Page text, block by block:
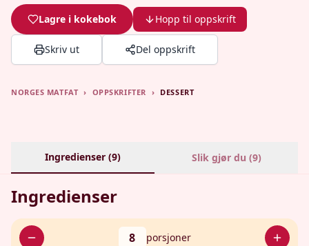
Lagre i kokebok Hopp til oppskrift
Skriv ut Del oppskrift
NORGES MATFAT › OPPSKRIFTER › DESSERT
Ingredienser (9) Slik gjør du (9)
Ingredienser
8 porsjoner